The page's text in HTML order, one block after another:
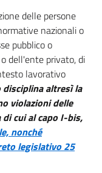
delle persone
nazionali o
pubblico o
dell'ente privato, di
lavorativo
altresì la
violazioni delle
cui al capo I-bis,
nonché
legislativo 25